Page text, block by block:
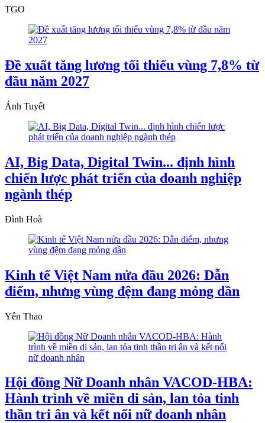
TGO
Đề xuất tăng lương tối thiểu vùng 7,8% từ
đầu năm 2027
Ánh Tuyết
AI, Big Data, Digital Twin... định hình
chiến lược phát triển của doanh nghiệp
ngành thép
Đình Hoà
Kinh tế Việt Nam nửa đầu 2026: Dẫn
điểm, nhưng vùng đệm đang mỏng dần
Yên Thao
Hội đồng Nữ Doanh nhân VACOD-HBA:
Hành trình về miền di sản, lan tỏa tinh
thần tri ân và kết nối nữ doanh nhân